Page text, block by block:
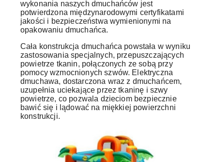
wykonania naszych dmuchańców jest
potwierdzona międzynarodowymi certyfikatami
jakości i bezpieczeństwa wymienionymi na
opakowaniu dmuchańca.
Cała konstrukcja dmuchańca powstała w wyniku
zastosowania specjalnych, przepuszczających
powietrze tkanin, połączonych ze sobą przy
pomocy wzmocnionych szwów. Elektryczna
dmuchawa, dostarczona wraz z dmuchańcem,
uzupełnia uciekające przez tkaninę i szwy
powietrze, co pozwala dzieciom bezpiecznie
bawić się i lądować na miękkiej powierzchni
konstrukcji.